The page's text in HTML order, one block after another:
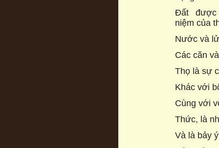
Đất
niệm của
Nước và
Các căn
Thọ là sự
Khác với
Cùng với
Thức, là
Và là bảy